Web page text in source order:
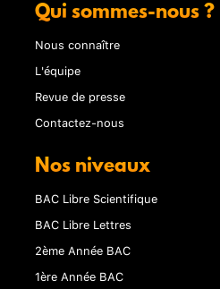
Qui sommes-nous ?
Nous connaître
L'équipe
Revue de presse
Contactez-nous
Nos niveaux
BAC Libre Scientifique
BAC Libre Lettres
2ème Année BAC
1ère Année BAC